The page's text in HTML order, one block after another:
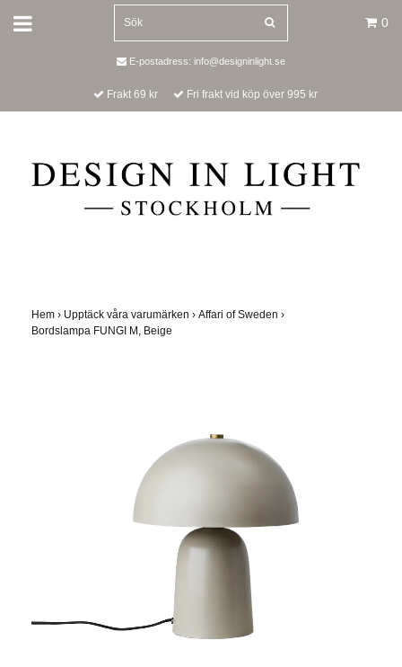
0
E-postadress: info@designinlight.se
Frakt 69 kr Fri frakt vid köp över 995 kr
Hem › Upptäck våra varumärken › Affari of Sweden ›
Bordslampa FUNGI M, Beige